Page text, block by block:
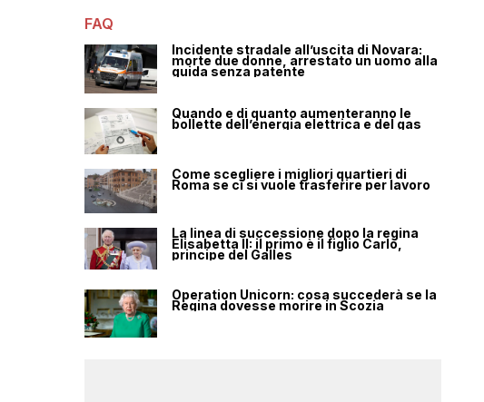
FAQ
Incidente stradale all’uscita di Novara:
morte due donne, arrestato un uomo alla
guida senza patente
Quando e di quanto aumenteranno le
bollette dell’energia elettrica e del gas
Come scegliere i migliori quartieri di
Roma se ci si vuole trasferire per lavoro
La linea di successione dopo la regina
Elisabetta II: il primo è il figlio Carlo,
principe del Galles
Operation Unicorn: cosa succederà se la
Regina dovesse morire in Scozia